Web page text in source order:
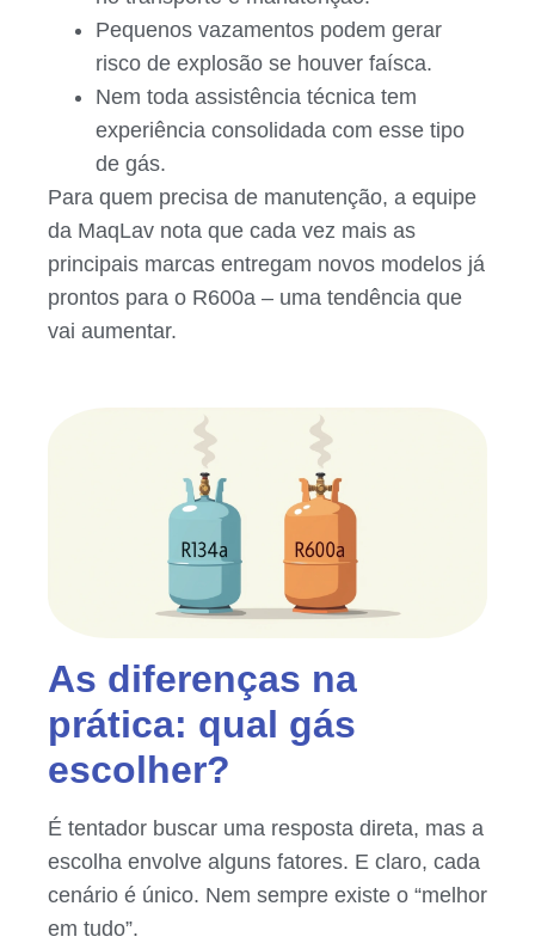
Pequenos vazamentos podem gerar
risco de explosão se houver faísca.
Nem toda assistência técnica tem
experiência consolidada com esse tipo
de gás.
Para quem precisa de manutenção, a equipe
da MaqLav nota que cada vez mais as
principais marcas entregam novos modelos já
prontos para o R600a – uma tendência que
vai aumentar.
As diferenças na
prática: qual gás
escolher?
É tentador buscar uma resposta direta, mas a
escolha envolve alguns fatores. E claro, cada
cenário é único. Nem sempre existe o “melhor
em tudo”.